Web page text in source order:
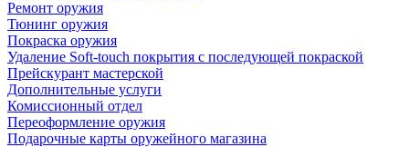
Ремонт оружия
Тюнинг оружия
Покраска оружия
Удаление Soft-touch покрытия с последующей покраской
Прейскурант мастерской
Дополнительные услуги
Комиссионный отдел
Переоформление оружия
Подарочные карты оружейного магазина